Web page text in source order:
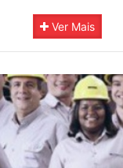
Ver Mais